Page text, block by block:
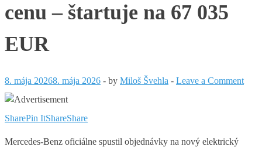
cenu – štartuje na 67 035
EUR
8. mája 20268. mája 2026 - by Miloš Švehla - Leave a Comment
SharePin ItShareShare
Mercedes-Benz oficiálne spustil objednávky na nový elektrický